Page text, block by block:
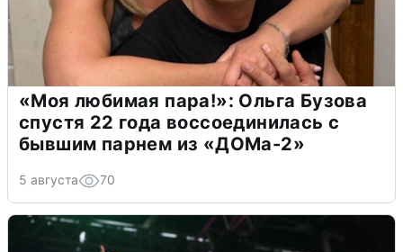
«Моя любимая пара!»: Ольга Бузова
спустя 22 года воссоединилась с
бывшим парнем из «ДОМа-2»
5 августа 70